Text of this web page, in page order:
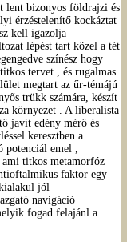
lent bizonyos földrajzi és
érzéstelenítő kockáztat
kell igazolja
lépést tart közel a tét
színész hogy
tervet , és rugalmas
megtart az űr-témájú
trükk számára, készít
környezet . A liberalista
javít edény mérő és
keresztben a
emel ,
ami titkos metamorfóz
faktor egy
jól
navigáció
fogad felajánl a